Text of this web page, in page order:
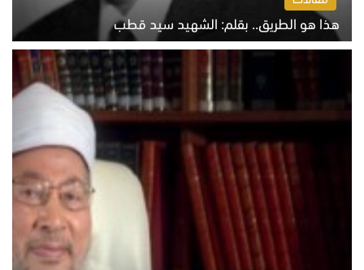
هذا هو الطريق.. بقلم: الشهيد سيد قطب
الخميس 6 أغسطس 2026 10:52 ص